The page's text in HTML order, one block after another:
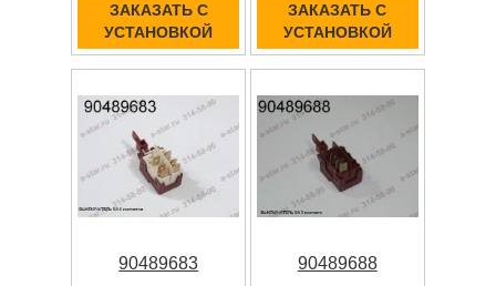
ЗАКАЗАТЬ С
УСТАНОВКОЙ
ЗАКАЗАТЬ С
УСТАНОВКОЙ
90489683 90489688